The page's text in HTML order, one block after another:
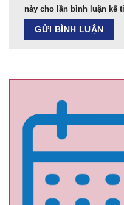
này cho lần bình luận kế